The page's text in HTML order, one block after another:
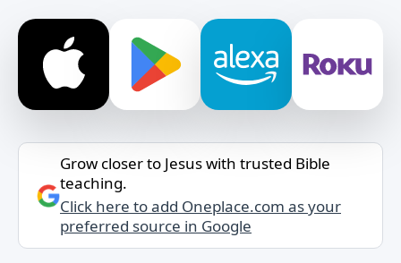
Grow closer to Jesus with trusted Bible
teaching.
Click here to add Oneplace.com as your
preferred source in Google